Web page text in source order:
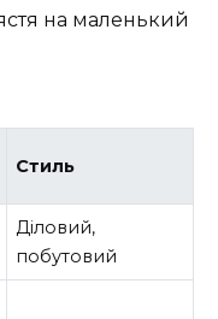
на маленький
Стиль
Діловий,
побутовий